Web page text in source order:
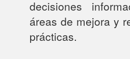
decisiones
áreas de mejora y
prácticas.